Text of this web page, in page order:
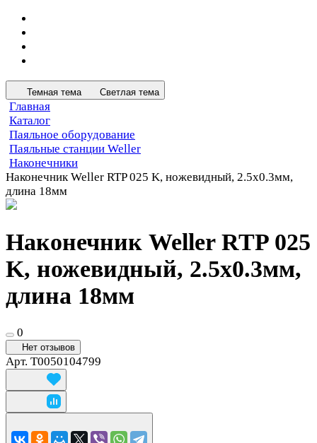
Темная тема Светлая тема
Главная
Каталог
Паяльное оборудование
Паяльные станции Weller
Наконечники
Наконечник Weller RTP 025 K, ножевидный, 2.5х0.3мм,
длина 18мм
Наконечник Weller RTP 025
K, ножевидный, 2.5х0.3мм,
длина 18мм
0
Нет отзывов
Арт. T0050104799